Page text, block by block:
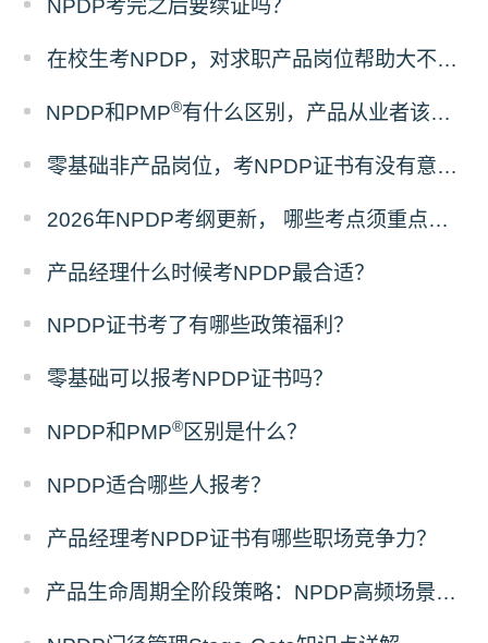
NPDP考完之后要续证吗？
在校生考NPDP，对求职产品岗位帮助大不大？
NPDP和PMP®有什么区别，产品从业者该怎么选证？
零基础非产品岗位，考NPDP证书有没有意义？
2026年NPDP考纲更新， 哪些考点须重点掌握？
产品经理什么时候考NPDP最合适？
NPDP证书考了有哪些政策福利？
零基础可以报考NPDP证书吗？
NPDP和PMP®区别是什么？
NPDP适合哪些人报考？
产品经理考NPDP证书有哪些职场竞争力？
产品生命周期全阶段策略：NPDP高频场景题答题模板